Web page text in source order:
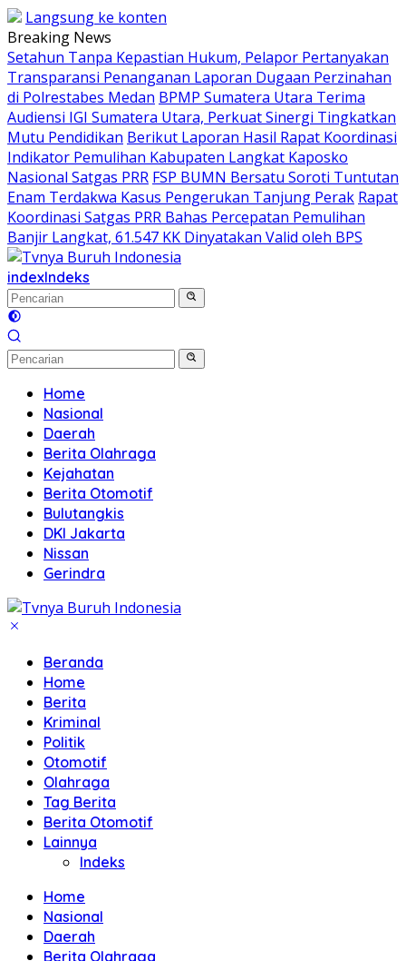
Langsung ke konten
Breaking News
Setahun Tanpa Kepastian Hukum, Pelapor Pertanyakan
Transparansi Penanganan Laporan Dugaan Perzinahan
di Polrestabes Medan BPMP Sumatera Utara Terima
Audiensi IGI Sumatera Utara, Perkuat Sinergi Tingkatkan
Mutu Pendidikan Berikut Laporan Hasil Rapat Koordinasi
Indikator Pemulihan Kabupaten Langkat Kaposko
Nasional Satgas PRR FSP BUMN Bersatu Soroti Tuntutan
Enam Terdakwa Kasus Pengerukan Tanjung Perak Rapat
Koordinasi Satgas PRR Bahas Percepatan Pemulihan
Banjir Langkat, 61.547 KK Dinyatakan Valid oleh BPS
indexIndeks
Home
Nasional
Daerah
Berita Olahraga
Kejahatan
Berita Otomotif
Bulutangkis
DKI Jakarta
Nissan
Gerindra
Beranda
Home
Berita
Kriminal
Politik
Otomotif
Olahraga
Tag Berita
Berita Otomotif
Lainnya
Indeks
Home
Nasional
Daerah
Berita Olahraga